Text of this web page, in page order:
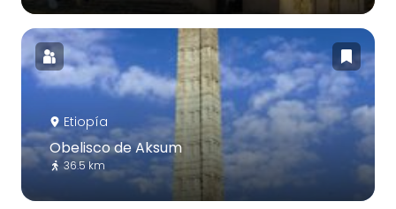
Etiopía
Obelisco de Aksum
36.5 km